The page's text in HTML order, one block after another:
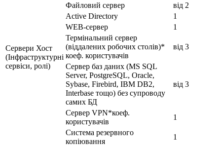
Сервери Хост
(Інфраструктурні
сервіси, ролі)
Файловий сервер
від 2
Active Directory
1
WEB-сервер
1
Термінальний сервер
(віддалених робочих столів)*
коеф. користувачів
від 3
Сервер баз даних (MS SQL
Server, PostgreSQL, Oracle,
Sybase, Firebird, IBM DB2,
Interbase тощо) без супроводу
самих БД
від 3
Сервер VPN*коеф.
користувачів
1
Система резервного
копіювання
1